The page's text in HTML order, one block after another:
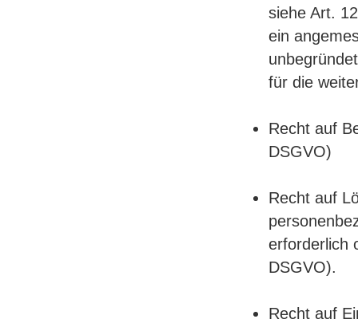
siehe Art.
ein
für die
Recht auf
DSGVO)
Recht auf
erforderlich
DSGVO).
Recht auf